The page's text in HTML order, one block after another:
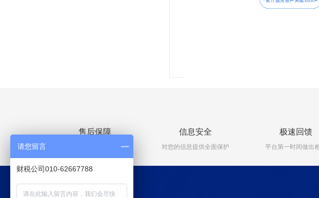
售后保障
售后问题全程有保障
信息安全
对您的信息提供全面保护
极速回馈
平台第一时间做出
请您留言
财税公司010-62667788